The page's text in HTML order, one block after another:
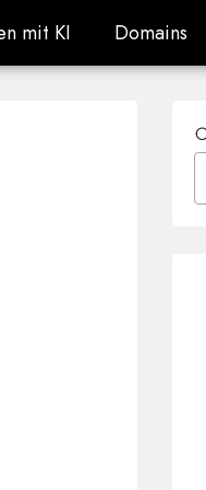
mit KI
mit KI Domains
Domains